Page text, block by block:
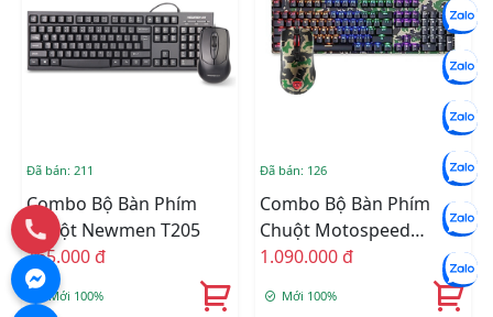
Đã bán: 211
Combo Bộ Bàn Phím
Chuột Newmen T205
165.000 đ
Mới 100%
Đã bán: 126
Combo Bộ Bàn Phím
Chuột Motospeed
GS700 CAMO GREEN
1.090.000 đ
Mới 100%